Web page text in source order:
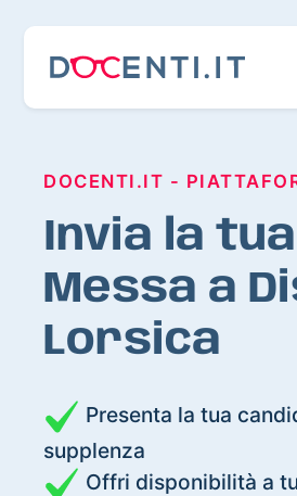
DOCENTI.IT -
Invia la
Messa a
Lorsica
Presenta la tua
supplenza
Offri disponibilità a